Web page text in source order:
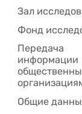
Зал
Фонд
Передача
информации
Общие